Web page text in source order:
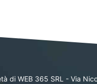
di WEB 365 SRL - Via